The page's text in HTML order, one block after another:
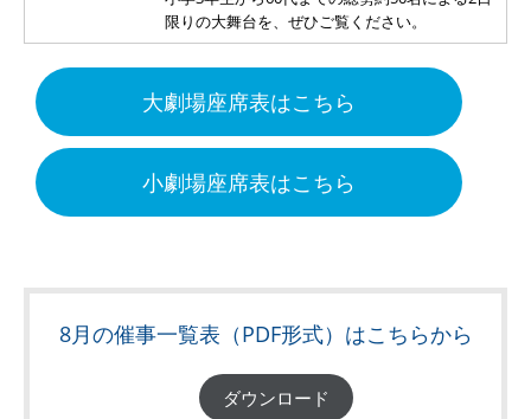
限りの大舞台を、ぜひご覧ください。
大劇場座席表はこちら
小劇場座席表はこちら
8月の催事一覧表（PDF形式）はこちらから
ダウンロード